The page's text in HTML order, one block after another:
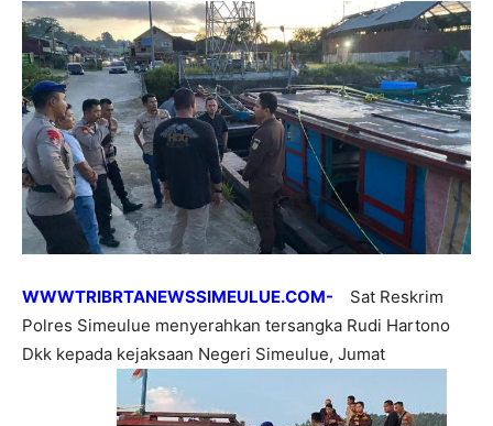
WWWTRIBRTANEWSSIMEULUE.COM-
Sat Reskrim
Polres Simeulue menyerahkan tersangka Rudi Hartono
Dkk kepada kejaksaan Negeri Simeulue, Jumat